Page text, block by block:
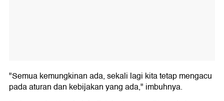
"Semua kemungkinan ada, sekali lagi kita tetap mengacu
pada aturan dan kebijakan yang ada," imbuhnya.